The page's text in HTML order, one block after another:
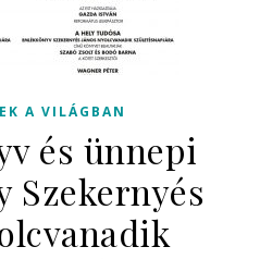
A VILÁGBAN
és ünnepi
Szekernyés